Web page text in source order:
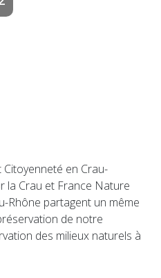
en Crau-
la Crau et France Nature
Rhône partagent un même
de notre
des milieux naturels à